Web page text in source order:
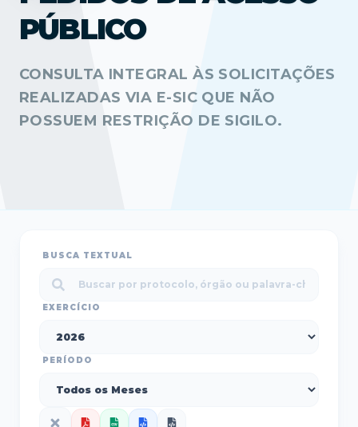
PÚBLICO
CONSULTA INTEGRAL ÀS SOLICITAÇÕES
REALIZADAS VIA E-SIC QUE NÃO
POSSUEM RESTRIÇÃO DE SIGILO.
BUSCA TEXTUAL
EXERCÍCIO
PERÍODO